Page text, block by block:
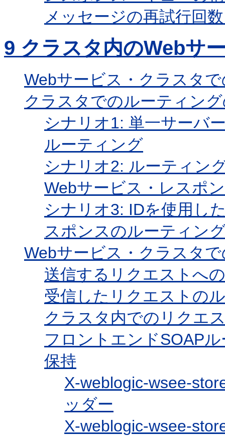
メッセージの再試行回
9 クラスタ内のWebサ
Webサービス・クラスタ
クラスタでのルーティン
シナリオ1: 単一サーバ
ルーティング
シナリオ2: ルーティン
Webサービス・レスポ
シナリオ3: IDを使用し
スポンスのルーティン
Webサービス・クラスタ
送信するリクエストへ
受信したリクエストの
クラスタ内でのリクエ
フロントエンドSOAP
保持
X-weblogic-wsee-
ッダー
X-weblogic-wsee-